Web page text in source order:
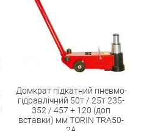
Домкрат підкатний пневмо-
гідравлічний 50т / 25т 235-
352 / 457 + 120 (доп
вставки) мм TORIN TRA50-